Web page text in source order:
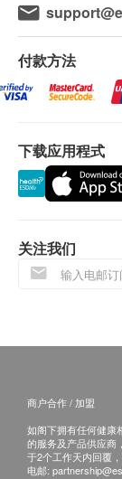
3M™全效
离子，同
VOC#、
药) 及林丹(
3M™三合
的《一般
水)及过滤
过滤水
时，蓝灯
需尽快
作。
达致多项
独特快速
专利内置
全密封式
易有权拒
或电邮通
退换条款：
当顾客收
退换产品
或过期退
如有其他
活小主义
电邮:
查詢热线
付款方法
下载应用程式
关注我们
商户合作 / 加盟
如阁下拥有任何健康
的服务及产品供应商
于2个工作天内回覆
电邮: